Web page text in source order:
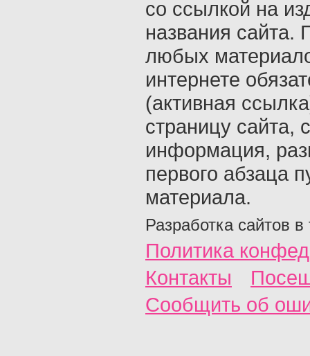
со ссылкой на
названия сайта.
любых
интернете
(активная
страницу сайта,
информация,
первого абзаца
материала.
Разработка сайтов в
Политика
Контакты
Сообщить об